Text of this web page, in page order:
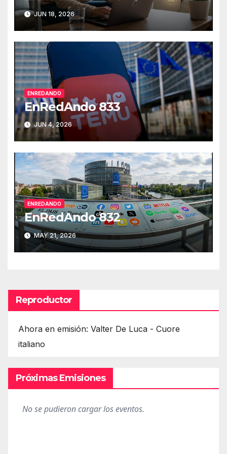
JUN 18, 2026
ENREDANDO
EnRedAndo 833
JUN 4, 2026
ENREDANDO
EnRedAndo 832
MAY 21, 2026
Reproductor
Ahora en emisión: Valter De Luca - Cuore
italiano
Próximas Emisiones